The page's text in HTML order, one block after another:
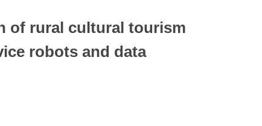
of rural cultural tourism
robots and data